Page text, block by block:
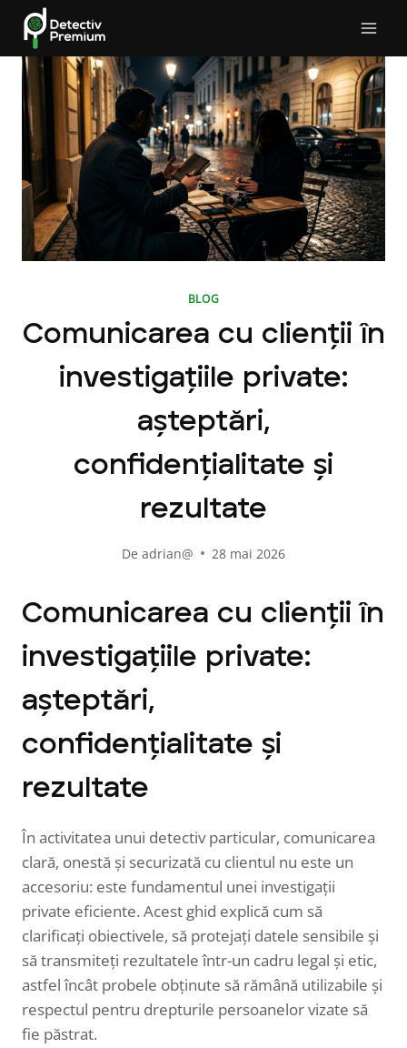
Skip
content
BLOG
Comunicarea cu clienții în
investigațiile private:
așteptări,
confidențialitate și
rezultate
De adrian@ 28 mai 2026
Comunicarea cu clienții în
investigațiile private:
așteptări,
confidențialitate și
rezultate
În activitatea unui detectiv particular, comunicarea
clară, onestă și securizată cu clientul nu este un
accesoriu: este fundamentul unei investigații
private eficiente. Acest ghid explică cum să
clarificați obiectivele, să protejați datele sensibile și
să transmiteți rezultatele într-un cadru legal și etic,
astfel încât probele obținute să rămână utilizabile și
respectul pentru drepturile persoanelor vizate să
fie păstrat.